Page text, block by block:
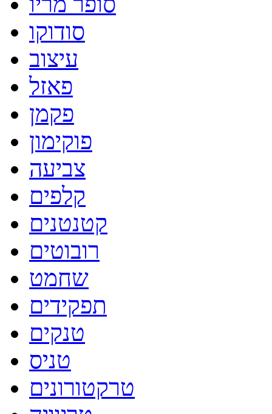
סודוקו
עיצוב
פאזל
פקמן
פוקימון
צביעה
קלפים
קטנטנים
רובוטים
שחמט
תפקידים
טנקים
טניס
טרקטורונים